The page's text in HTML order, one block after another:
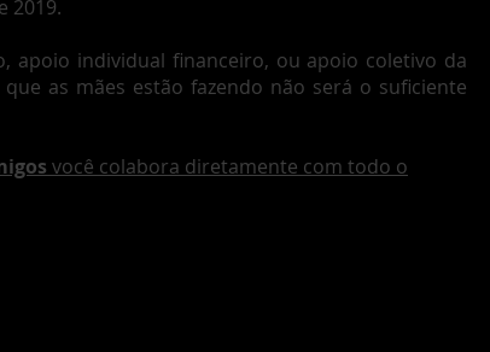
2019.
apoio individual financeiro, ou apoio coletivo da
as mães estão fazendo não será o suficiente
você colabora diretamente com todo o